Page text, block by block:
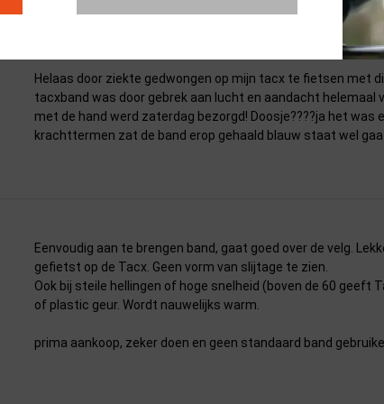
Helaas door ziekte gedwongen op mijn tacx te fietsen met
tacxband was door gebrek aan lucht en aandacht
met de hand werd zaterdag bezorgd! Doosje????ja het
krachttermen zat de band erop gehaald blauw staat wel
Eenvoudig aan te brengen band, gaat goed over de velg.
gefietst op de Tacx. Geen vorm van slijtage te zien.
Ook bij steile hellingen of hoge snelheid (boven de 60
of plastic geur. Wordt nauwelijks warm.
prima aankoop, zeker doen en geen standaard band